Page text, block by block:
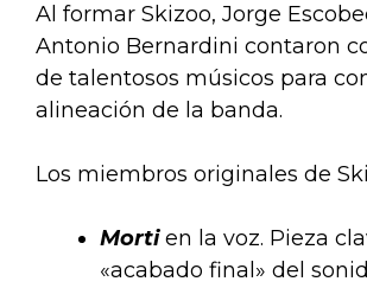
Al formar Skizoo, Jorge
Antonio Bernardini contaron
de talentosos músicos para
alineación de la banda.
Los miembros originales de
Morti en la voz. Pieza
«acabado final» del